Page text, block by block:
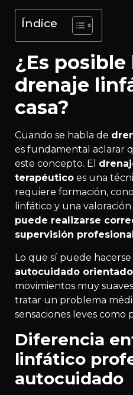
Índice
¿Es posible
drenaje
casa?
Cuando se habla de
es fundamental aclarar
este concepto. El
terapéutico es una
requiere formación,
linfático y una
puede realizarse
supervisión
Lo que sí puede
autocuidado
movimientos muy
tratar un problema
sensaciones leves como
Diferencia
linfático
autocuidado